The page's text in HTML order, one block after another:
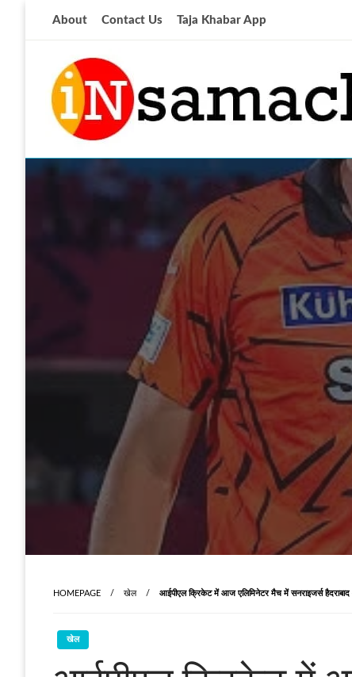
About Contact Us Taja Khabar App
insamachar
आज की ताजा खबर
HOMEPAGE खेल आईपीएल क्रिकेट में आज एलिमिनेटर मैच में सनराइजर्स हैदराबाद
खेल